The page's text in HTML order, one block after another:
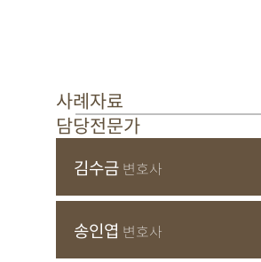
사례자료
담당전문가
김수금 변호사
송인엽 변호사